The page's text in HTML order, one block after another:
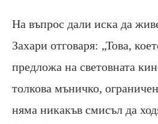
На въпрос дали иска да
Захари отговаря: „Това,
предложа на световната
толкова мъничко,
няма никакъв смисъл да